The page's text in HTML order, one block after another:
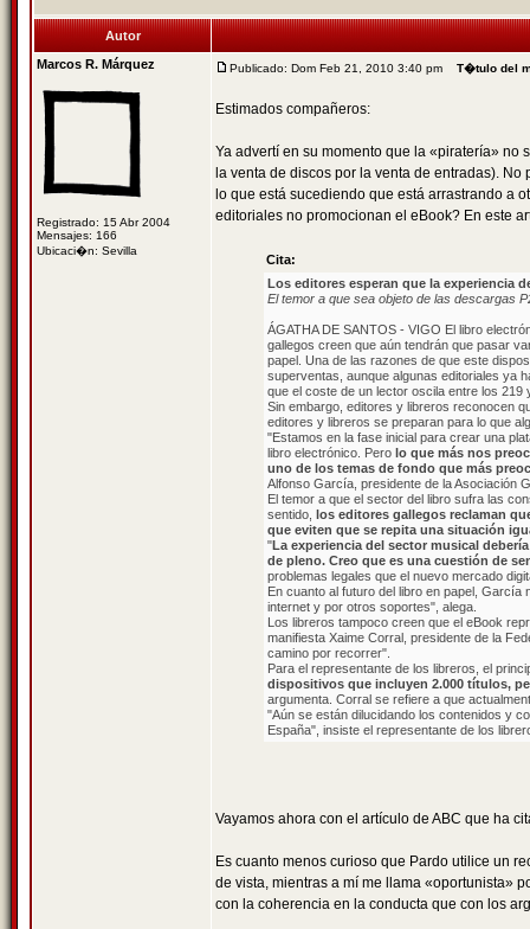
Autor
Marcos R. Márquez
Registrado: 15 Abr 2004
Mensajes: 166
Ubicaci�n: Sevilla
Publicado: Dom Feb 21, 2010 3:40 pm T�tulo del
Estimados compañeros:
Ya advertí en su momento que la «piratería» no
la venta de discos por la venta de entradas).
lo que está sucediendo que está arrastrando a
editoriales no promocionan el eBook? En este
Cita:
Los editores esperan que la experiencia
El temor a que sea objeto de las descargas
ÁGATHA DE SANTOS - VIGO El libro
gallegos creen que aún tendrán que pasar
papel. Una de las razones de que este
superventas, aunque algunas editoriales ya
que el coste de un lector oscila entre los 219
Sin embargo, editores y libreros reconocen
editores y libreros se preparan para lo que
"Estamos en la fase inicial para crear una
libro electrónico. Pero lo que más nos
uno de los temas de fondo que más
Alfonso García, presidente de la Asociación
El temor a que el sector del libro sufra las
sentido, los editores gallegos reclaman
que eviten que se repita una situación
"La experiencia del sector musical
de pleno. Creo que es una cuestión de
problemas legales que el nuevo mercado
En cuanto al futuro del libro en papel,
internet y por otros soportes", alega.
Los libreros tampoco creen que el eBook
manifiesta Xaime Corral, presidente de la
camino por recorrer".
Para el representante de los libreros, el
dispositivos que incluyen 2.000 títulos,
argumenta. Corral se refiere a que
"Aún se están dilucidando los contenidos y
España", insiste el representante de los
Vayamos ahora con el artículo de ABC que ha
Es cuanto menos curioso que Pardo utilice un
de vista, mientras a mí me llama «oportunista»
con la coherencia en la conducta que con los